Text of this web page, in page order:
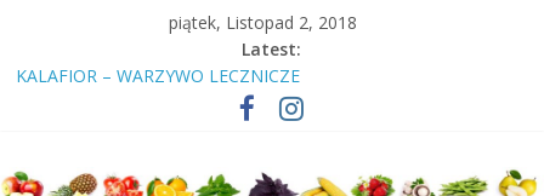
piątek, Listopad 2, 2018
Latest:
KALAFIOR – WARZYWO LECZNICZE
Insulinooporność? Cukrzyca? Przeczytaj nawet jeśli jesteś
KIEŁKI – WŁAŚCIWOŚCI, RODZAJE KIEŁKÓW